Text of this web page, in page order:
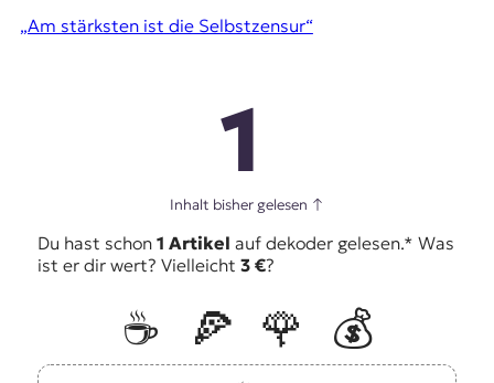
„Am stärksten ist die Selbstzensur“
1
Inhalt bisher gelesen ↑
Du hast schon 1 Artikel auf dekoder gelesen.* Was
ist er dir wert? Vielleicht 3 €?
☕️ 🍕 🌹
💰